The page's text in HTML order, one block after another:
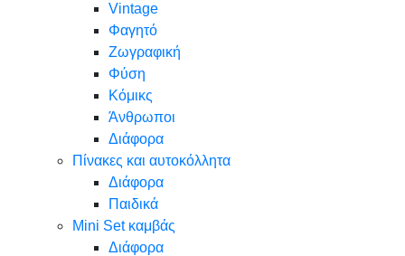
Vintage
Φαγητό
Ζωγραφική
Φύση
Κόμικς
Άνθρωποι
Διάφορα
Πίνακες και αυτοκόλλητα
Διάφορα
Παιδικά
Mini Set καμβάς
Διάφορα